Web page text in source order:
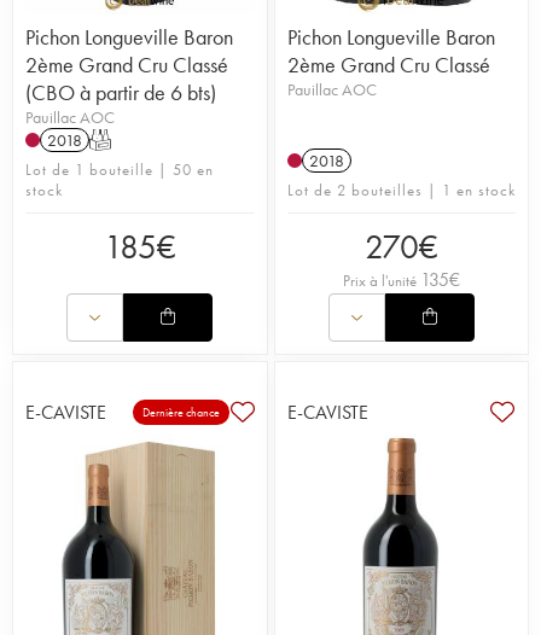
Pichon Longueville Baron
2ème Grand Cru Classé
(CBO à partir de 6 bts)
Pauillac AOC
2018 T
Lot de 1 bouteille | 50 en
stock
185€
Pichon Longueville Baron
2ème Grand Cru Classé
Pauillac AOC
2018
Lot de 2 bouteilles | 1 en stock
270€
Prix à l'unité 135€
E-CAVISTE Dernière chance E-CAVISTE